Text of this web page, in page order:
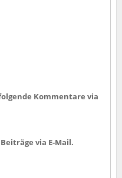
Kommentare via
via E-Mail.